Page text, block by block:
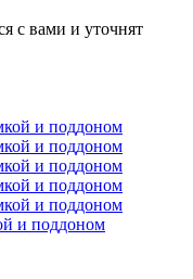
с вами и уточнят
и поддоном